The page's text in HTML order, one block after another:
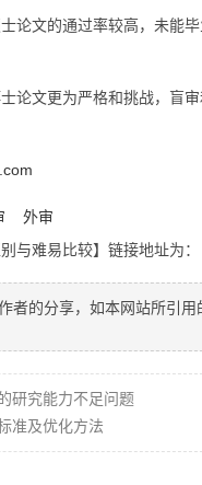
文的通过率较高，未能毕
文更为严格和挑战，盲审
外审
与难易比较】链接地址为
者的分享，如本网站所引
研究能力不足问题
准及优化方法